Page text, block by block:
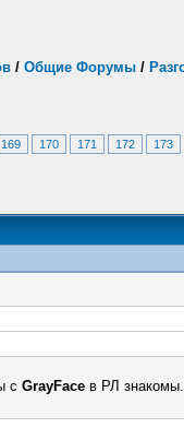
/ Общие Форумы /
169 170 171 172
173
с GrayFace в РЛ